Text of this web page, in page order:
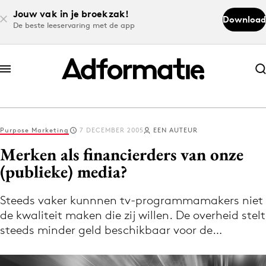
Jouw vak in je broekzak!
De beste leeservaring met de app
Download
Abonneer nu
Abonneer nu
Log in
Volg het laatste nieuws via de Adformatie
Nieuws app
Purpose Marketing 7 DECEMBER 2005 EEN AUTEUR
Merken als financierders van onze
(publieke) media?
Steeds vaker kunnnen tv-programmamakers niet
de kwaliteit maken die zij willen. De overheid stelt
steeds minder geld beschikbaar voor de…